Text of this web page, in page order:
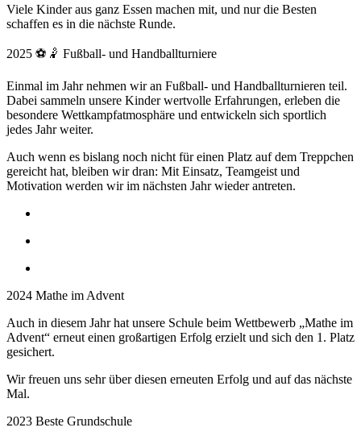
Viele Kinder aus ganz Essen machen mit, und nur die Besten
schaffen es in die nächste Runde.
2025 ⚽🤾 Fußball- und Handballturniere
Einmal im Jahr nehmen wir an Fußball- und Handballturnieren teil.
Dabei sammeln unsere Kinder wertvolle Erfahrungen, erleben die
besondere Wettkampfatmosphäre und entwickeln sich sportlich
jedes Jahr weiter.
Auch wenn es bislang noch nicht für einen Platz auf dem Treppchen
gereicht hat, bleiben wir dran: Mit Einsatz, Teamgeist und
Motivation werden wir im nächsten Jahr wieder antreten.
2024 Mathe im Advent
Auch in diesem Jahr hat unsere Schule beim Wettbewerb „Mathe im
Advent“ erneut einen großartigen Erfolg erzielt und sich den 1. Platz
gesichert.
Wir freuen uns sehr über diesen erneuten Erfolg und auf das nächste
Mal.
2023 Beste Grundschule